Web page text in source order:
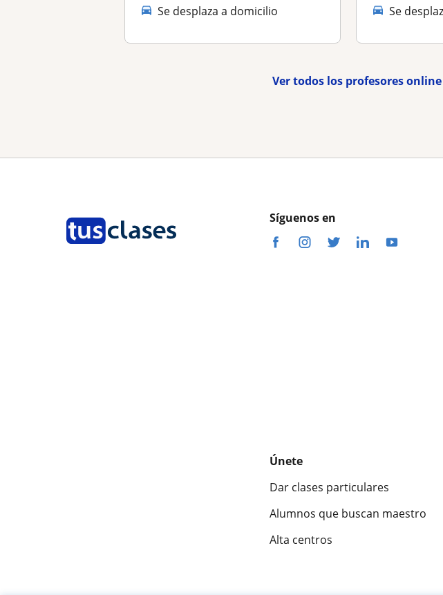
Se desplaza a domicilio
Se
Ver todos los profesores
Síguenos en
Únete
Dar clases particulares
Alumnos que buscan maestro
Alta centros